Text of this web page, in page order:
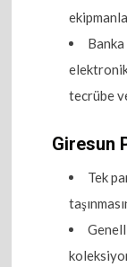
elektronik
tecrübe
Giresun
Tek